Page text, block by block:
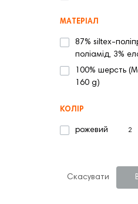
МАТЕРІАЛ
87% siltex-
поліамід, 3%
100% шерсть
160 g)
КОЛІР
рожевий 2
Скасувати